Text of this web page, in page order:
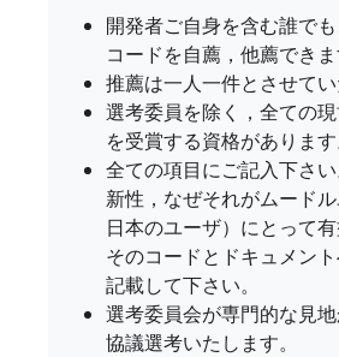
開発者ご自身を含む誰で
コードを自薦，他薦できま
推薦は一人一件とさせてい
選考委員を除く，全ての
を受賞する資格があります
全ての項目にご記入下さ
新性，なぜそれがムード
日本のユーザ）にとって
そのコードとドキュメン
記載して下さい。
選考委員会が専門的な見
協議選考いたします。